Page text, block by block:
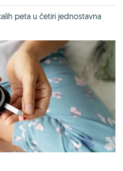
peta u četiri jednostavna